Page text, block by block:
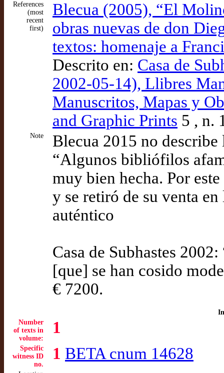
References
(most
recent
first)
Blecua (2005), “El
obras nuevas de don
textos: homenaje a
Descrito en: Casa de
2002-05-14), Llibres
Manuscritos, Mapas y
and Graphic Prints 5 , n.
Note
Blecua 2015 no describe
“Algunos bibliófilos
muy bien hecha. Por
y se retiró de su venta
auténtico
Casa de Subhastes
[que] se han cosido
€ 7200.
Number
of texts in
volume:
1
Specific
witness ID
no.
1 BETA cnum 14628